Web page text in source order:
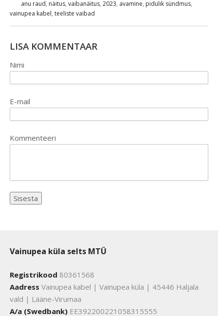
anu raud, näitus, vaibanäitus, 2023, avamine, pidulik sündmus,
vainupea kabel, teeliste vaibad
LISA KOMMENTAAR
Nimi
E-mail
Kommenteeri
Vainupea küla selts MTÜ
Registrikood 80361568
Aadress Vainupea kabel | Vainupea küla | 45446 Haljala
vald | Lääne-Virumaa
A/a (Swedbank) EE392200221058315555